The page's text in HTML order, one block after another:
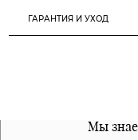
ГАРАНТИЯ И УХОД
Мы
Все наши